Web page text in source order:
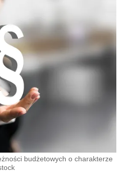
budżetowych o charakterze